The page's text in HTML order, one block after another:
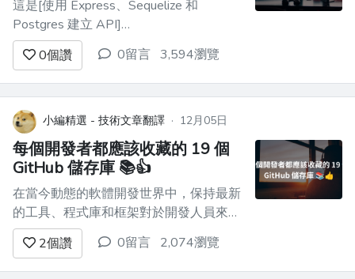
這是[使用 Express、Sequelize 和
Postgres 建立 API]
(https://www.oriechinedu.com/posts/performing-
crud-with-sequelize/) 的第三部分。在[第
二部分](https://www.oriechinedu.co...
0個讚 0留言 3,594瀏覽
小編精選 - 技術文章翻譯 · 12月05日
每個開發者都應該收藏的 19 個
GitHub 儲存庫 📚👍
在當今動態的軟體開發世界中，保持最新
的工具、程式庫和框架對於開發人員來說
至關重要。 GitHub 提供了寶貴的儲存庫
寶庫，可顯著提高您的開發技能和專業知
識。 我整理了每個開發人員都應該了解
2個讚 0留言 2,074瀏覽